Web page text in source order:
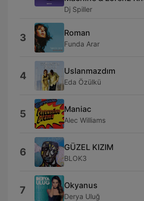
Dj Spiller
3 Roman
Funda Arar
4 Uslanmazdım
Eda Özülkü
5 Maniac
Alec Williams
6 GÜZEL KIZIM
BLOK3
7 Okyanus
Derya Uluğ